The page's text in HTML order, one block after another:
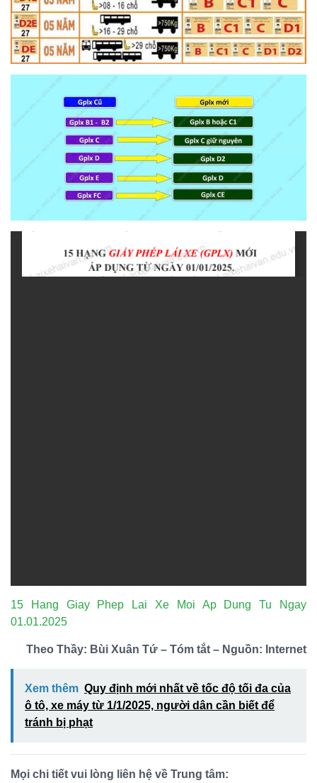
15 Hang Giay Phep Lai Xe Moi Ap Dung Tu Ngay
01.01.2025
Theo Thầy: Bùi Xuân Tứ – Tóm tắt – Nguồn: Internet
Xem thêm Quy định mới nhất về tốc độ tối đa của
ô tô, xe máy từ 1/1/2025, người dân cần biết để
tránh bị phạt
Mọi chi tiết vui lòng liên hệ về Trung tâm: